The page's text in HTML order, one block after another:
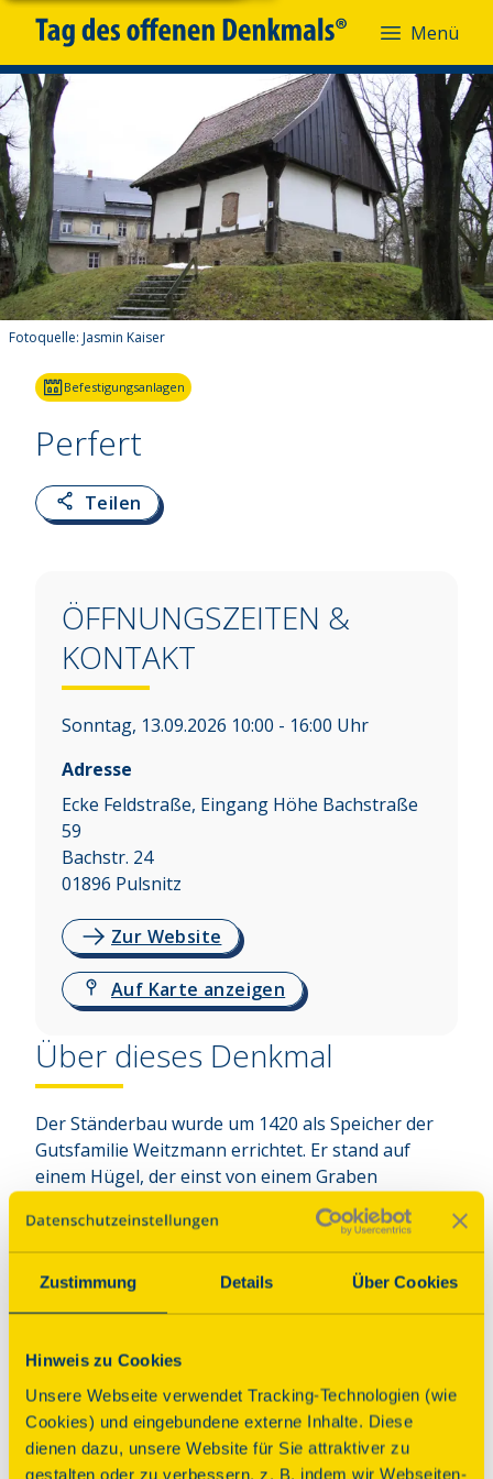
Zustimmung Details Über Cookies
Hinweis zu Cookies
Unsere Webseite verwendet Tracking-Technologien (wie
Cookies) und eingebundene externe Inhalte. Diese
dienen dazu, unsere Website für Sie attraktiver zu
gestalten oder zu verbessern, z. B. indem wir Webseiten-
Menü
Fotoquelle: Jasmin Kaiser
Befestigungsanlagen
Perfert
Teilen
ÖFFNUNGSZEITEN &
KONTAKT
Sonntag, 13.09.2026 10:00 - 16:00 Uhr
Adresse
Ecke Feldstraße, Eingang Höhe Bachstraße
59
Bachstr. 24
01896 Pulsnitz
Zur Website
Auf Karte anzeigen
Über dieses Denkmal
Der Ständerbau wurde um 1420 als Speicher der
Gutsfamilie Weitzmann errichtet. Er stand auf
einem Hügel, der einst von einem Graben
umgeben und nur über künstlich angelegte
Dämme erreichbar war. Der Graben konnte von
einem nahe gelegenen Teich geflutet werden. Da
der Bau während der Hussitenkriege entstand,
diente er vermutlich auch als Zufluchts- und
Bauernguts. Kleine Fensteröffnungen an den
Giebelseiten konnten als Schießscharten genutzt
werden. Der Eingang war ursprünglich nur über
eine Leiter erreichbar; das Dach war zum Schutz
vor Brandpfeilen mit Lehmschindeln gedeckt. Eine